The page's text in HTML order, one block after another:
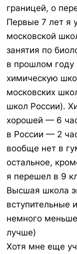
границей, о
Первые 7 лет я
московской
занятия по
в прошлом году
химическую
московских
школ России).
хорошей — 6
в России — 2
вообще нет в
остальное,
я перешел в 9
Высшая школа
вступительные
немного
лучше)
Хотя мне еще